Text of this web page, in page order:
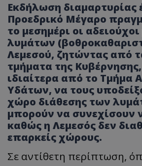
Εκδήλωση διαμαρτυρίας
Προεδρικό Μέγαρο
το μεσημέρι οι
λυμάτων
Λεμεσού, ζητώντας από
τμήματα της
ιδιαίτερα από το Τμήμα
Υδάτων, να τους
χώρο διάθεσης των
μπορούν να συνεχίσουν
καθώς η Λεμεσός δεν
επαρκείς χώρους.
Σε αντίθετη περίπτωση,